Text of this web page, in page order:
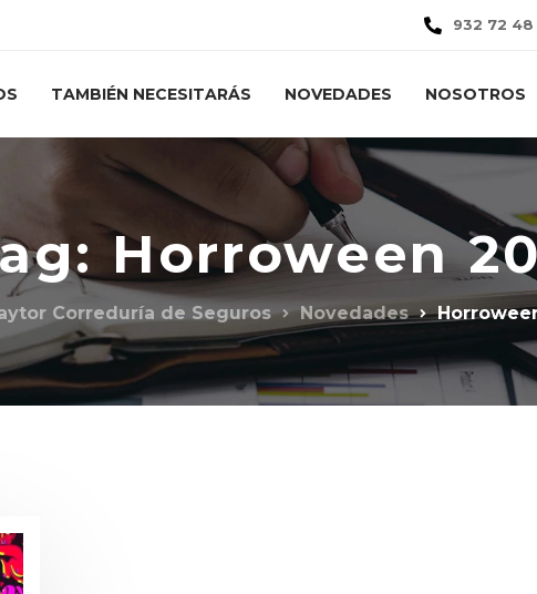
932 72
TAMBIÉN NECESITARÁS NOVEDADES NOSOTROS
Horroween
Correduría de Seguros Novedades